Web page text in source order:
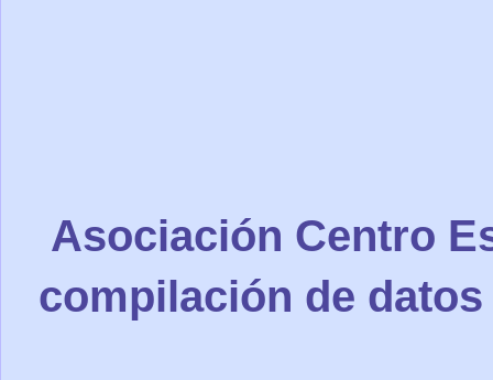
Asociación Centro
compilación de